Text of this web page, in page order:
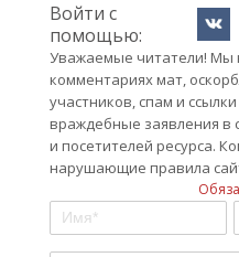
Войти с
помощью:
Уважаемые читатели! Мы
комментариях мат,
участников, спам и
враждебные заявления в
и посетителей ресурса.
нарушающие правила